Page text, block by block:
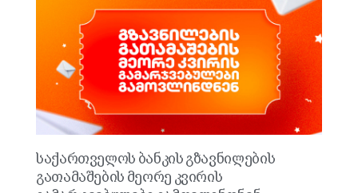
საქართველოს ბანკის გზავნილების
გათამაშების მეორე კვირის